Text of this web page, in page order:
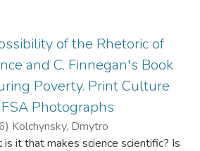
системи
підґрунтя радянської
політики, а також:
молоді у дусі національного
of the Rhetoric of
and C. Finnegan's Book
Poverty. Print Culture
Photographs
) Kolchynsky, Dmytro
it that makes science scientific? Is